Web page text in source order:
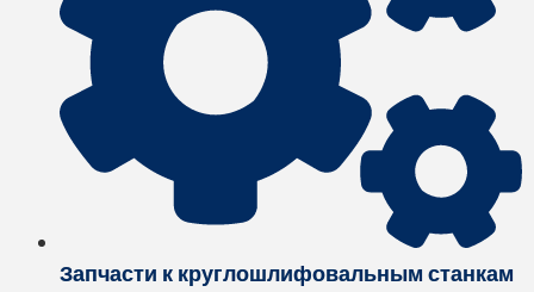
Запчасти к круглошлифовальным станкам